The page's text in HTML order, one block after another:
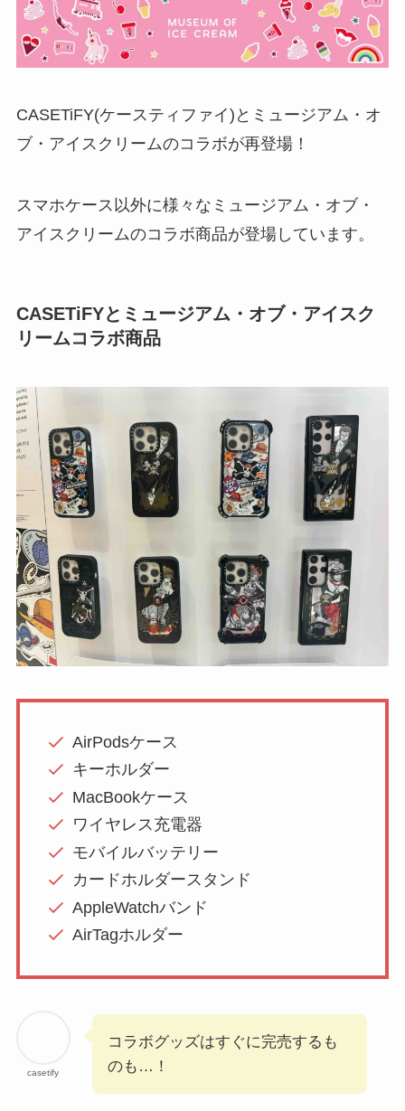
CASETiFY(ケースティファイ)とミュージアム・オ
ブ・アイスクリームのコラボが再登場！
スマホケース以外に様々なミュージアム・オブ・
アイスクリームのコラボ商品が登場しています。
CASETiFYとミュージアム・オブ・アイスク
リームコラボ商品
AirPodsケース
キーホルダー
MacBookケース
ワイヤレス充電器
モバイルバッテリー
カードホルダースタンド
AppleWatchバンド
AirTagホルダー
casetify
コラボグッズはすぐに完売するも
のも…！